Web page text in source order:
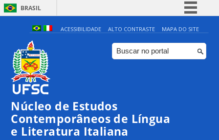
BRASIL
Simplifique!
Comunica BR
Participe
ACESSIBILIDADE ALTO CONTRASTE MAPA DO SITE
Núcleo de Estudos
Contemporâneos de Língua
e Literatura Italiana